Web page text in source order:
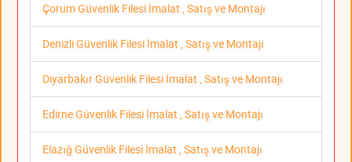
Çorum Güvenlik Filesi İmalat , Satış ve Montajı
Denizli Güvenlik Filesi İmalat , Satış ve Montajı
Diyarbakır Güvenlik Filesi İmalat , Satış ve Montajı
Edirne Güvenlik Filesi İmalat , Satış ve Montajı
Elazığ Güvenlik Filesi İmalat , Satış ve Montajı